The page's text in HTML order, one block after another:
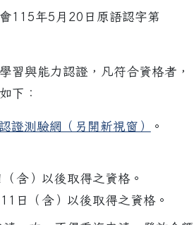
115年5月20日原語認字第
習與能力認證，凡符合資格者，
下：
證測驗網（另開新視窗） 。
含）以後取得之資格。
日（含）以後取得之資格。